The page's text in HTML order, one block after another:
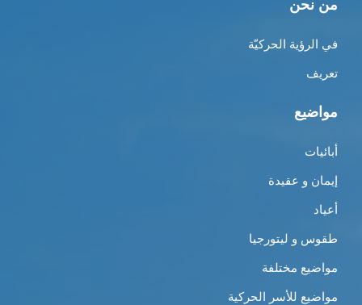
من نحن
في الرؤية الحركيّة
تعريف
مواضيع
أبائيات
إيمان و عقيدة
أعياد
طقوس و ليتورجيا
مواضيع مختلفة
مواضيع للأسر الحركية